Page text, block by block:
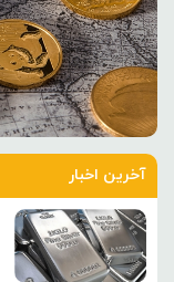
آخرین اخبار